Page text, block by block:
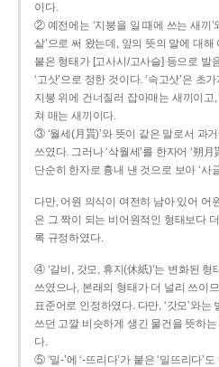
이다.
② 예전에는 ‘지붕을 일 때에 쓰는 새끼’
샅’으로 써 왔는데, 앞의 뜻의 말에 대
붙은 형태가 [고사시/고사슬] 등으로 발
‘고삿’으로 정한 것이다. ‘속고삿’은 초
지붕 위에 건너질러 잡아매는 새끼이고,
쳐 매는 새끼이다.
③ ‘월세(月貰)’와 뜻이 같은 말로서 과거
쓰였다. 그러나 ‘삭월세’를 한자어 ‘朔月
단순히 한자로 흉내 낸 것으로 보아 ‘사
다만, 어원 의식이 여전히 남아 있어 어
은 그 짝이 되는 비어원적인 형태보다
록 규정하였다.
④ ‘갈비, 갓모, 휴지(休紙)’는 변화된 형
쓰였으나, 본래의 형태가 더 널리 쓰이
표준어로 인정하였다. 다만, ‘갓모’와는
쓰던 고깔 비슷하게 생긴 물건을 뜻하는
다.
⑤ ‘밀-’에 ‘-뜨리다’가 붙은 ‘밀뜨리다’